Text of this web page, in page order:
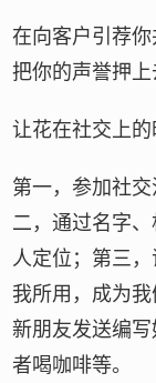
在向客户引荐
把你的声誉押上
让花在社交上的
第一，参加社
二，通过名字
人定位；第三
我所用，成为
新朋友发送编
者喝咖啡等。